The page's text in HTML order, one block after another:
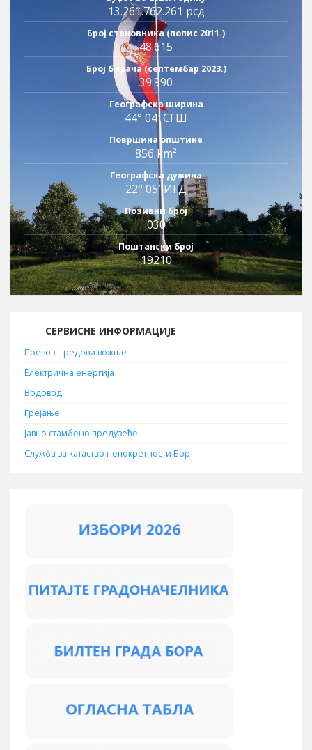
13.261.762.261 рсд
Број становника (попис 2011.)
48.615
Број бирача (септембар 2023.)
39.990
Географска ширина
44° 04′ СГШ
Површина општине
856 km²
Географска дужина
22° 05′ ИГД
Позивни број
030
Поштански број
19210
СЕРВИСНЕ ИНФОРМАЦИЈЕ
Превоз – редови вожње
Електрична енергија
Водовод
Грејање
Јавно стамбено предузеће
Служба за катастар непокретности Бор